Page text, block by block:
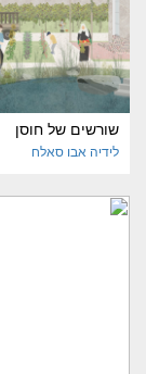
שורשים של חוסן
לידיה אבו סאלח